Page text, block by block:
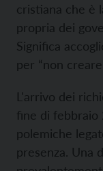
cristiana che è
propria dei
Significa
per “non
L'arrivo dei
fine di febbraio
polemiche
presenza. Una